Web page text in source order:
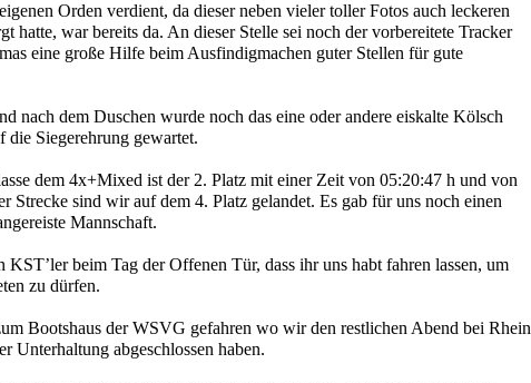
Orden verdient, da dieser neben vieler toller Fotos auch leckeren
hatte, war bereits da. An dieser Stelle sei noch der vorbereitete Tracker
eine große Hilfe beim Ausfindigmachen guter Stellen für gute
nach dem Duschen wurde noch das eine oder andere eiskalte Kölsch
die Siegerehrung gewartet.
dem 4x+Mixed ist der 2. Platz mit einer Zeit von 05:20:47 h und von
Strecke sind wir auf dem 4. Platz gelandet. Es gab für uns noch einen
Mannschaft.
KST’ler beim Tag der Offenen Tür, dass ihr uns habt fahren lassen, um
zu dürfen.
Bootshaus der WSVG gefahren wo wir den restlichen Abend bei Rhein
Unterhaltung abgeschlossen haben.